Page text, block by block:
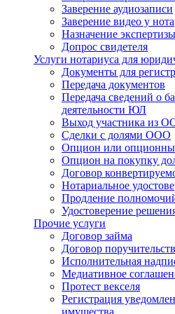
Заверение аудиозаписи
Заверение видео у
Назначение экспертизы
Допрос свидетеля
Услуги нотариуса для
Документы для
Передача документов
Передача сведений о
деятельности ЮЛ
Выход участника из
Сделки с долями ООО
Опцион или
Опцион на покупку
Договор
Нотариальное
Продление
Удостоверение
Прочие услуги
Договор займа
Договор
Исполнительная
Медиативное
Протест векселя
Регистрация
имущества